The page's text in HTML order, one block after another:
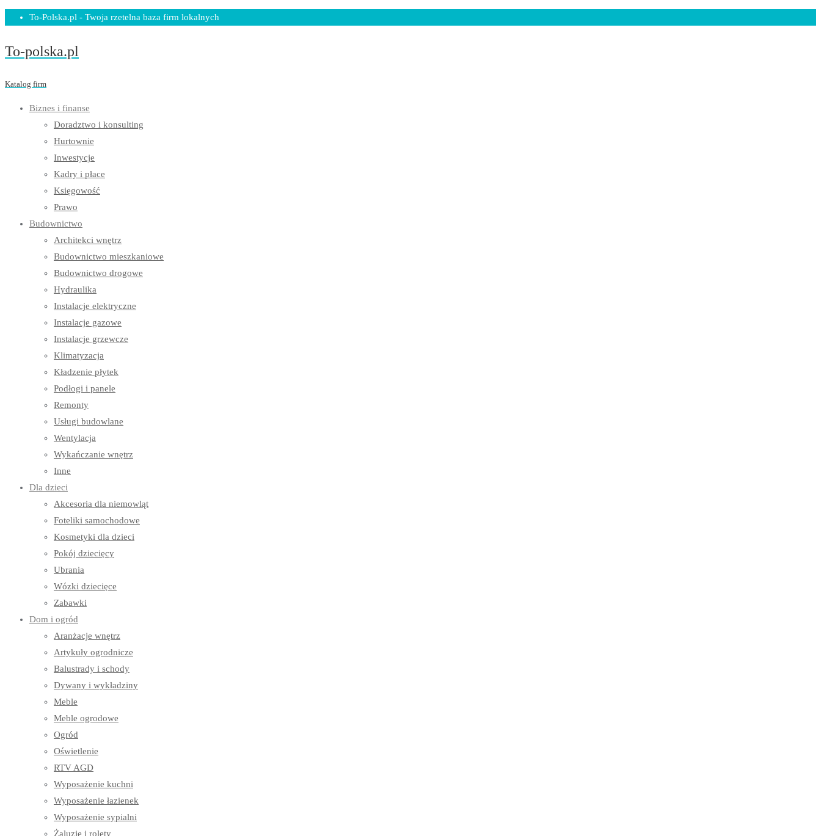
Skip
content
To-Polska.pl - Twoja rzetelna baza firm lokalnych
To-polska.pl
Katalog firm
Biznes i finanse
Doradztwo i konsulting
Hurtownie
Inwestycje
Kadry i płace
Księgowość
Prawo
Budownictwo
Architekci wnętrz
Budownictwo mieszkaniowe
Budownictwo drogowe
Hydraulika
Instalacje elektryczne
Instalacje gazowe
Instalacje grzewcze
Klimatyzacja
Kładzenie płytek
Podłogi i panele
Remonty
Usługi budowlane
Wentylacja
Wykańczanie wnętrz
Inne
Dla dzieci
Akcesoria dla niemowląt
Foteliki samochodowe
Kosmetyki dla dzieci
Pokój dziecięcy
Ubrania
Wózki dziecięce
Zabawki
Dom i ogród
Aranżacje wnętrz
Artykuły ogrodnicze
Balustrady i schody
Dywany i wykładziny
Meble
Meble ogrodowe
Ogród
Oświetlenie
RTV AGD
Wyposażenie kuchni
Wyposażenie łazienek
Wyposażenie sypialni
Żaluzje i rolety